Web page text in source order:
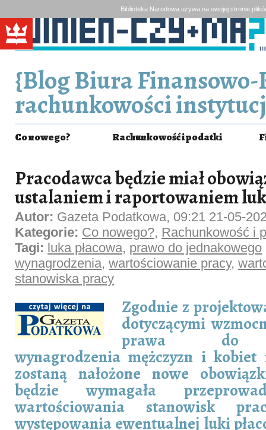
Biblioteka Narodowa używa na swojej stronie
{Blog Biura
rachunkowości
Co nowego? Rachunkowość i podatki
Pracodawca będzie miał
ustalaniem i raportowaniem
Autor: Gazeta Podatkowa, 09:21 21-05-
Kategorie: Co nowego?, Rachunkowość i
Tagi: luka płacowa, prawo do jednakowego
wynagrodzenia, wartościowanie pracy,
stanowiska pracy
Zgodnie z
dotyczącymi
prawa do
wynagrodzenia mężczyzn i kobiet
zostaną nałożone nowe
będzie wymagała
wartościowania stanowisk
występowania ewentualnej luki